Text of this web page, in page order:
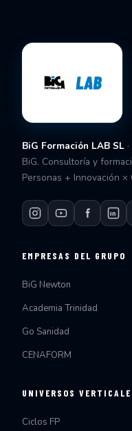
BiG Formación LAB SL
BiG. Consultoría y
Personas + Innovación ×
EMPRESAS DEL GRUPO
BiG Newton
Academia Trinidad
Go Sanidad
CENAFORM
UNIVERSOS
Ciclos FP